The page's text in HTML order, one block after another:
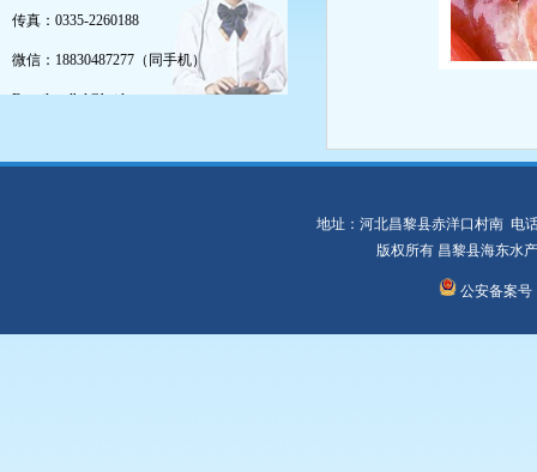
传真：0335-2260188
微信：18830487277（同手机）
E-mail：clhd@haidongsc.com
地址：河北昌黎县赤洋口村南 电话
版权所有 昌黎县海东水
公安备案号